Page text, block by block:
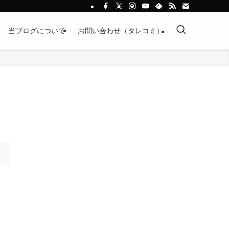
当ブログについて お問い合わせ（タレコミ）